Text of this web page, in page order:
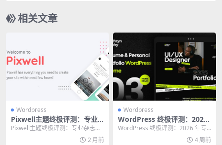
相关文章
Wordpress
Pixwell主题终极评测：专业
杂志网站的必备利器
Pixwell主题终极评测：专业杂志网
站的必备利器 快速导读：如果你正
2 月前
Wordpress
WordPress 终极评测：2026
年专业用户的优势、劣势与高
WordPress 终极评测：2026 年专
业用户的优势、劣势与高效建站指
4 周前